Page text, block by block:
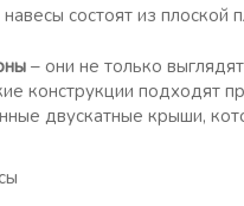
состоят из плоской
– они не только
конструкции подходят
двускатные крыши,